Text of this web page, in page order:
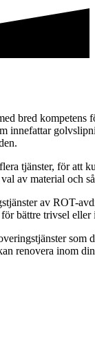
bred
innefattar
tjänster, för att
av material och
av ROT-
bättre trivsel
som
renovera inom